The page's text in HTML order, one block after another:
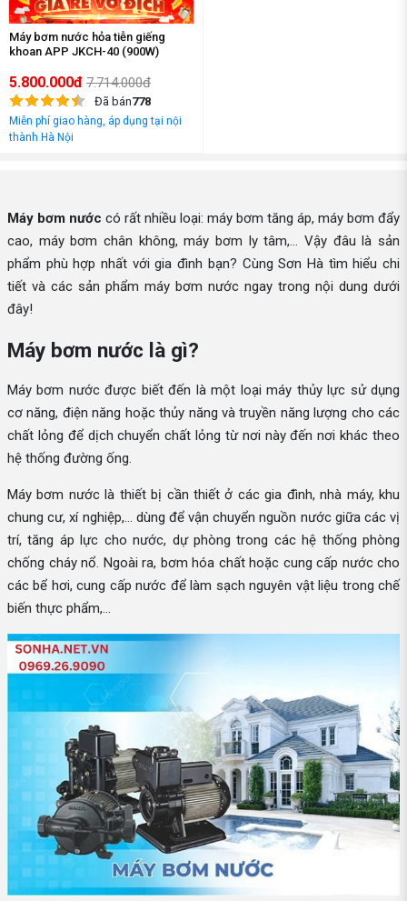
Máy bơm nước hỏa tiễn giếng
khoan APP JKCH-40 (900W)
5.800.000đ 7.714.000đ
Đã bán778
Miễn phí giao hàng, áp dụng tại nội
thành Hà Nội
Máy bơm nước có rất nhiều loại: máy bơm tăng áp, máy bơm đẩy
cao, máy bơm chân không, máy bơm ly tâm,... Vậy đâu là sản
phẩm phù hợp nhất với gia đình bạn? Cùng Sơn Hà tìm hiểu chi
tiết và các sản phẩm máy bơm nước ngay trong nội dung dưới
đây!
Máy bơm nước là gì?
Máy bơm nước được biết đến là một loại máy thủy lực sử dụng
cơ năng, điện năng hoặc thủy năng và truyền năng lượng cho các
chất lỏng để dịch chuyển chất lỏng từ nơi này đến nơi khác theo
hệ thống đường ống.
Máy bơm nước là thiết bị cần thiết ở các gia đình, nhà máy, khu
chung cư, xí nghiệp,... dùng để vận chuyển nguồn nước giữa các vị
trí, tăng áp lực cho nước, dự phòng trong các hệ thống phòng
chống cháy nổ. Ngoài ra, bơm hóa chất hoặc cung cấp nước cho
các bể hơi, cung cấp nước để làm sạch nguyên vật liệu trong chế
biến thực phẩm,...